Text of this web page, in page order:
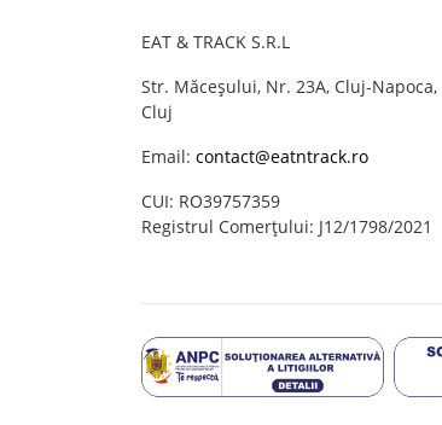
EAT & TRACK S.R.L
Str. Măceșului, Nr. 23A, Cluj-Napoca,
Cluj
Email: contact@eatntrack.ro
CUI: RO39757359
Registrul Comerțului: J12/1798/2021